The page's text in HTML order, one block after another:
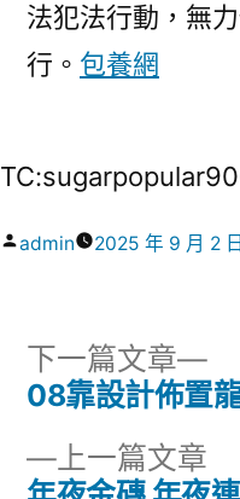
法犯法行動，無
行。 包養網
作
admin 2025 年 9 月 2 日
文
章 上一篇文章
下一篇文章
下
一
08靠設計佈置